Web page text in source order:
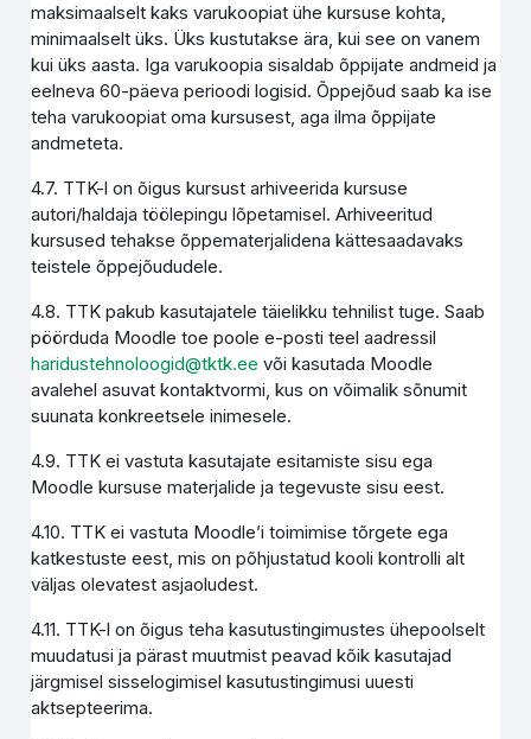
maksimaalselt kaks varukoopiat ühe kursuse kohta,
minimaalselt üks. Üks kustutakse ära, kui see on vanem
kui üks aasta. Iga varukoopia sisaldab õppijate andmeid ja
eelneva 60-päeva perioodi logisid. Õppejõud saab ka ise
teha varukoopiat oma kursusest, aga ilma õppijate
andmeteta.
4.7. TTK-l on õigus kursust arhiveerida kursuse
autori/haldaja töölepingu lõpetamisel. Arhiveeritud
kursused tehakse õppematerjalidena kättesaadavaks
teistele õppejõududele.
4.8. TTK pakub kasutajatele täielikku tehnilist tuge. Saab
pöörduda Moodle toe poole e-posti teel aadressil
haridustehnoloogid@tktk.ee või kasutada Moodle
avalehel asuvat kontaktvormi, kus on võimalik sõnumit
suunata konkreetsele inimesele.
4.9. TTK ei vastuta kasutajate esitamiste sisu ega
Moodle kursuse materjalide ja tegevuste sisu eest.
4.10. TTK ei vastuta Moodle’i toimimise tõrgete ega
katkestuste eest, mis on põhjustatud kooli kontrolli alt
väljas olevatest asjaoludest.
4.11. TTK-l on õigus teha kasutustingimustes ühepoolselt
muudatusi ja pärast muutmist peavad kõik kasutajad
järgmisel sisselogimisel kasutustingimusi uuesti
aktsepteerima.